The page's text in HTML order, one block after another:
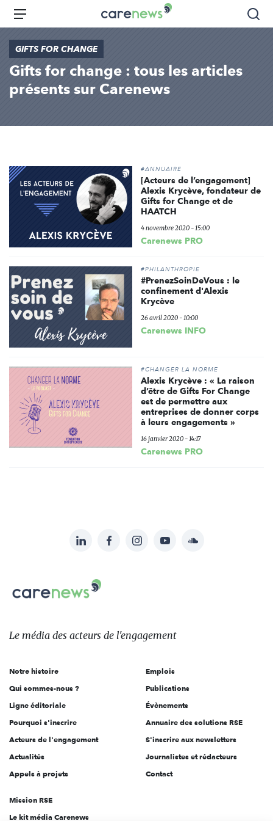
Aller
principal
Carenews,
Le
média
acteurs
de
l'engagement
Menu
GIFTS FOR CHANGE
Gifts for change : tous les articles
présents sur Carenews
#ANNUAIRE
[Acteurs de l’engagement]
Alexis Krycève, fondateur de
Gifts for Change et de
HAATCH
4 novembre 2020 - 15:00
Carenews PRO
#PHILANTHROPIE
#PrenezSoinDeVous : le
confinement d'Alexis
Krycève
26 avril 2020 - 10:00
Carenews INFO
#CHANGER LA NORME
Alexis Krycève : « La raison
d’être de Gifts For Change
est de permettre aux
entreprises de donner corps
à leurs engagements »
16 janvier 2020 - 14:17
Carenews PRO
sur:
LinkedInFacebookInstagramYouTubeSoundcloud
Carenews,
Le
des
l'engagement
Le média des acteurs de l'engagement
Notre histoire
Qui sommes-nous ?
Ligne éditoriale
Pourquoi s'inscrire
Acteurs de l'engagement
Actualités
Appels à projets
Emplois
Publications
Évènements
Annuaire des solutions RSE
S'inscrire aux newsletters
Journalistes et rédacteurs
Contact
Mission RSE
Le kit média Carenews